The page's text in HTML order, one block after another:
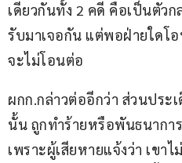
เดียวกันทั้ง 2 คดี คือเป็นตัว
รับมาเจอกัน แต่พอฝ่ายใดโ
จะไม่โอนต่อ
ผกก.กล่าวต่ออีกว่า ส่วนประ
นั้น ถูกทำร้ายหรือพันธนากา
เพราะผู้เสียหายแจ้งว่า เขา